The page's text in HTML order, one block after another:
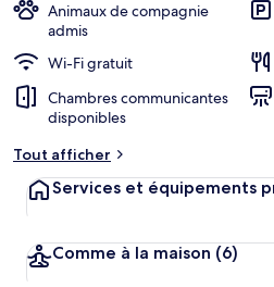
Animaux de compagnie
admis
Wi-Fi gratuit
Chambres communicantes
disponibles
Tout afficher
Services et équipements
Comme à la maison (6)